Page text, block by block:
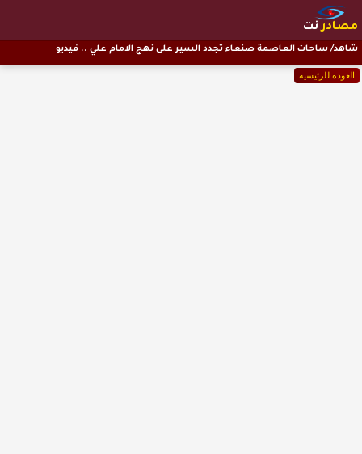
مصادرنت
العودة للرئيسية
شاهد/ ساحات العاصمة صنعاء تجدد السير على نهج الامام علي .. فيديو